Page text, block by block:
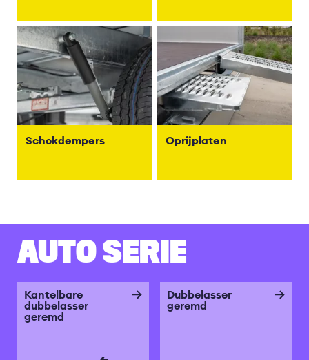
Schokdempers Oprijplaten
AUTO SERIE
Kantelbare
dubbelasser
geremd
Dubbelasser
geremd